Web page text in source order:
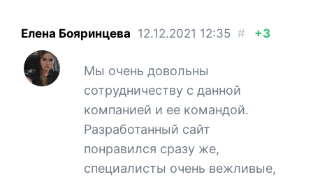
Елена Бояринцева 12.12.2021 12:35 # +3
Мы очень довольны
сотрудничеству с данной
компанией и ее командой.
Разработанный сайт
понравился сразу же,
специалисты очень вежливые,